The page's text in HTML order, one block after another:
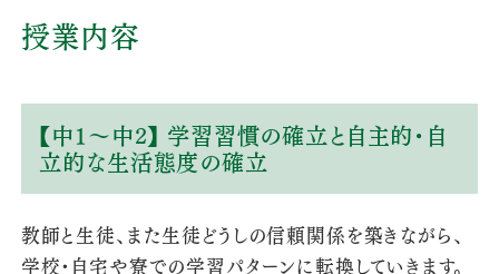
授業内容
【中1～中2】 学習習慣の確立と自主的・自
立的な生活態度の確立
教師と生徒、また生徒どうしの信頼関係を築きながら、
学校・自宅や寮での学習パターンに転換していきます。